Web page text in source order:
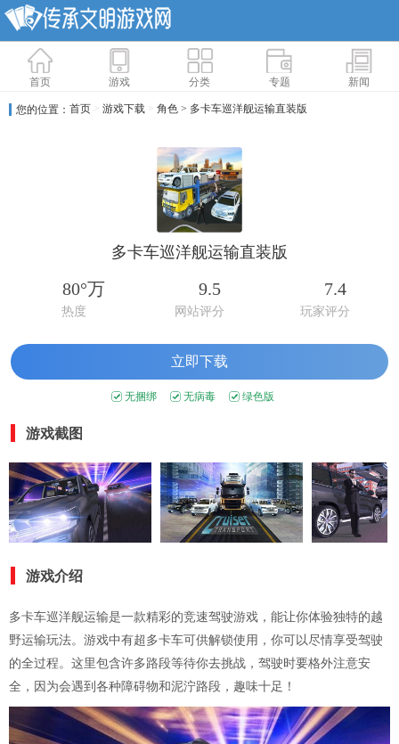
首页 游戏 分类 专题 新闻
您的位置： 首页 > 游戏下载 > 角色 > 多卡车巡洋舰运输直装版
多卡车巡洋舰运输直装版
80°万
热度
9.5
网站评分
7.4
玩家评分
立即下载
无捆绑 无病毒 绿色版
游戏截图
游戏介绍
多卡车巡洋舰运输是一款精彩的竞速驾驶游戏，能让你体验独特的越
野运输玩法。游戏中有超多卡车可供解锁使用，你可以尽情享受驾驶
的全过程。这里包含许多路段等待你去挑战，驾驶时要格外注意安
全，因为会遇到各种障碍物和泥泞路段，趣味十足！